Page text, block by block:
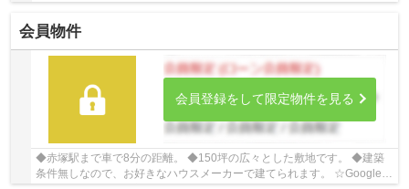
会員物件
会員登録をして限定物件を見る
◆赤塚駅まで車で8分の距離。 ◆150坪の広々とした敷地です。 ◆建築
条件無しなので、お好きなハウスメーカーで建てられます。 ☆Google口